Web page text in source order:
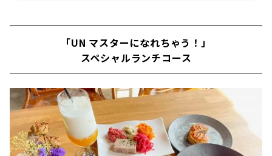
「UN マスターになれちゃう！」
スペシャルランチコース